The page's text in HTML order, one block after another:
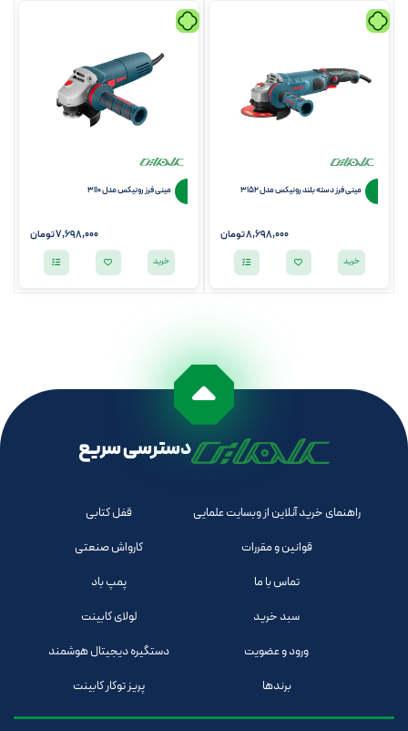
مینی فرز دسته بلند رونیکس مدل 3152
8,698,000تومان
خرید
مینی فرز رونیکس مدل 3110
7,698,000تومان
خرید
دسترسی سریع
راهنمای خرید آنلاین از وبسایت علمایی
قوانین و مقررات
تماس با ما
سبد خرید
ورود و عضویت
برندها
قفل کتابی
کارواش صنعتی
پمپ باد
لولای کابینت
دستگیره دیجیتال هوشمند
پریز توکار کابینت